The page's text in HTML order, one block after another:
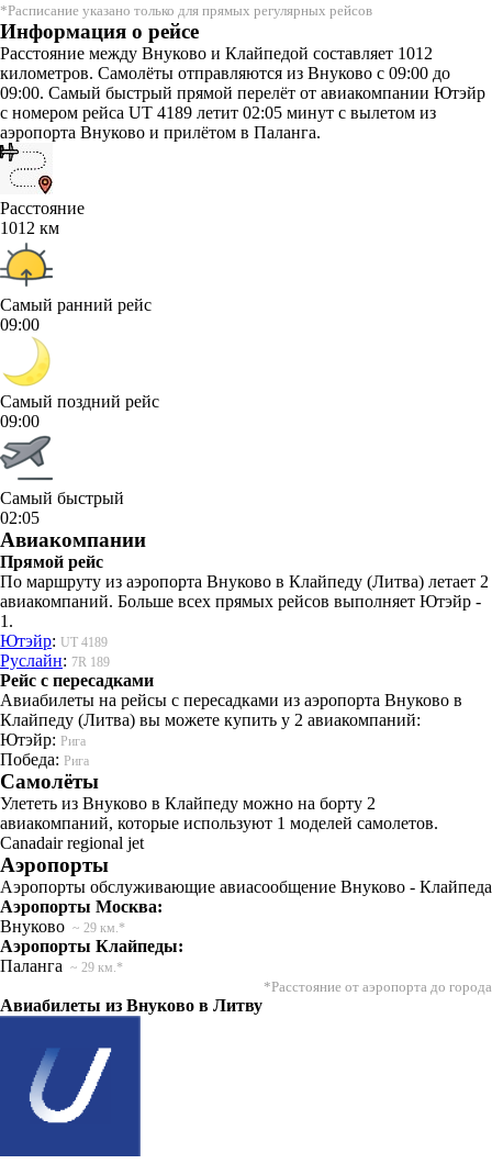
*Расписание указано только для прямых регулярных рейсов
Информация о рейсе
Расстояние между Внуково и Клайпедой составляет 1012
километров. Самолёты отправляются из Внуково с 09:00 до
09:00. Самый быстрый прямой перелёт от авиакомпании Ютэйр
с номером рейса UT 4189 летит 02:05 минут с вылетом из
аэропорта Внуково и прилётом в Паланга.
Расстояние
1012 км
Самый ранний рейс
09:00
Самый поздний рейс
09:00
Самый быстрый
02:05
Авиакомпании
Прямой рейс
По маршруту из аэропорта Внуково в Клайпеду (Литва) летает 2
авиакомпаний. Больше всех прямых рейсов выполняет Ютэйр -
1.
Ютэйр: UT 4189
Руслайн: 7R 189
Рейс с пересадками
Авиабилеты на рейсы с пересадками из аэропорта Внуково в
Клайпеду (Литва) вы можете купить у 2 авиакомпаний:
Ютэйр: Рига
Победа: Рига
Самолёты
Улететь из Внуково в Клайпеду можно на борту 2
авиакомпаний, которые используют 1 моделей самолетов.
Canadair regional jet
Аэропорты
Аэропорты обслуживающие авиасообщение Внуково - Клайпеда
Аэропорты Москва:
Внуково ~ 29 км.*
Аэропорты Клайпеды:
Паланга ~ 29 км.*
*Расстояние от аэропорта до города
Авиабилеты из Внуково в Литву